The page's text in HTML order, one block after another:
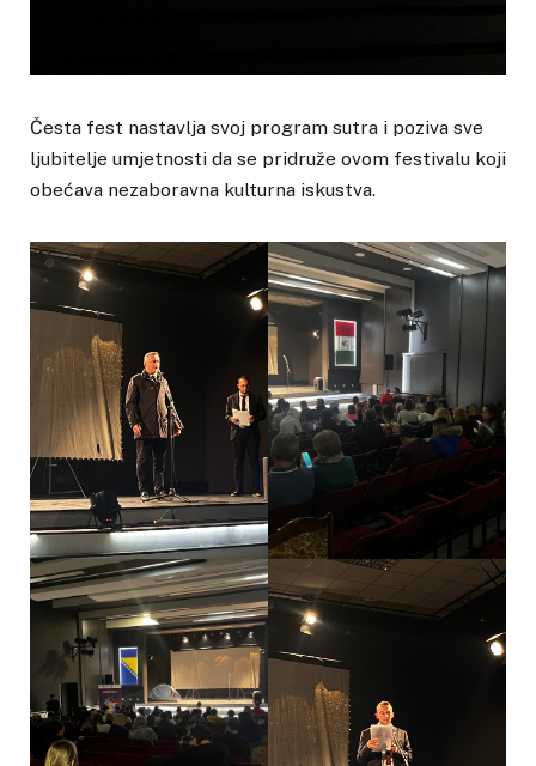
Česta fest nastavlja svoj program sutra i poziva sve
ljubitelje umjetnosti da se pridruže ovom festivalu koji
obećava nezaboravna kulturna iskustva.